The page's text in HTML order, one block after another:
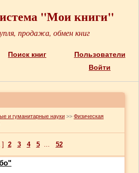
"Мои книги"
продажа, обмен книг
Поиск книг
Пользователи
Войти
и гуманитарные науки >> Физическая
] 2 3 4 5... 52